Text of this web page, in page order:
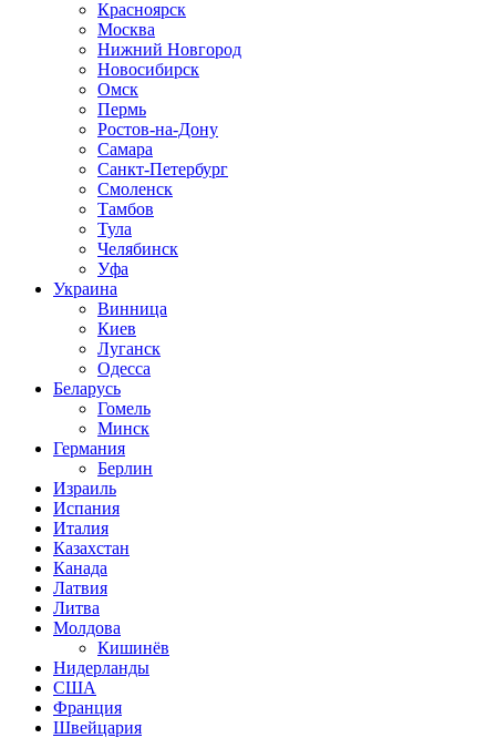
Красноярск
Москва
Нижний Новгород
Новосибирск
Омск
Пермь
Ростов-на-Дону
Самара
Санкт-Петербург
Смоленск
Тамбов
Тула
Челябинск
Уфа
Украина
Винница
Киев
Луганск
Одесса
Беларусь
Гомель
Минск
Германия
Берлин
Израиль
Испания
Италия
Казахстан
Канада
Латвия
Литва
Молдова
Кишинёв
Нидерланды
США
Франция
Швейцария